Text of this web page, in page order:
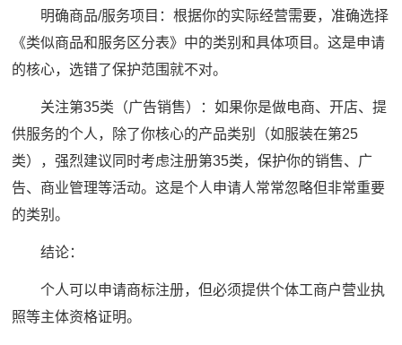
明确商品/服务项目：根据你的实际经营需要，准确选择
《类似商品和服务区分表》中的类别和具体项目。这是申请
的核心，选错了保护范围就不对。
关注第35类（广告销售）：如果你是做电商、开店、提
供服务的个人，除了你核心的产品类别（如服装在第25
类），强烈建议同时考虑注册第35类，保护你的销售、广
告、商业管理等活动。这是个人申请人常常忽略但非常重要
的类别。
结论：
个人可以申请商标注册，但必须提供个体工商户营业执
照等主体资格证明。